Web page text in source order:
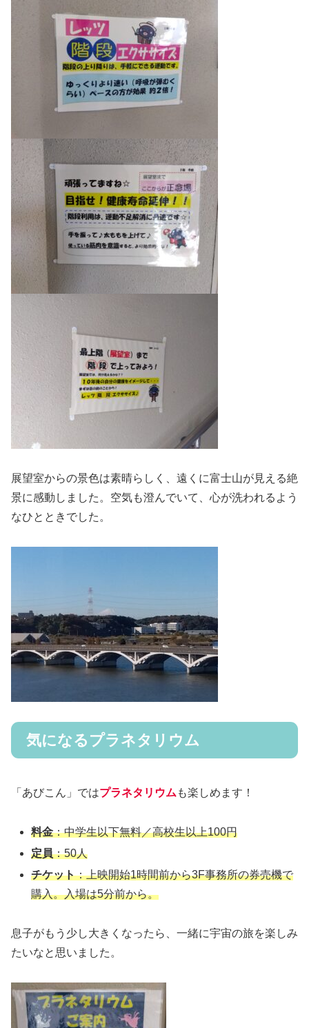
展望室からの景色は素晴らしく、遠くに富士山が見える絶
景に感動しました。空気も澄んでいて、心が洗われるよう
なひとときでした。
気になるプラネタリウム
「あびこん」ではプラネタリウム も楽しめます！
料金：中学生以下無料／高校生以上100円
定員：50人
チケット：上映開始1時間前から3F事務所の券売機で
購入。入場は5分前から。
息子がもう少し大きくなったら、一緒に宇宙の旅を楽しみ
たいなと思いました。